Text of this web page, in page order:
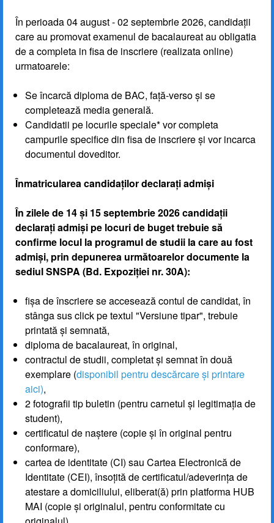
În perioada 04 august - 02 septembrie 2026, candidaţii
care au promovat examenul de bacalaureat au obligatia
de a completa in fisa de inscriere (realizata online)
urmatoarele:
Se încarcă diploma de BAC, față-verso și se
completează media generală.
Candidatii pe locurile speciale* vor completa
campurile specifice din fisa de inscriere și vor incarca
documentul doveditor.
Înmatricularea candidaților declarați admiși
În zilele de 14 și 15 septembrie 2026 candidații
declarați admiși pe locuri de buget trebuie să
confirme locul la programul de studii la care au fost
admiși, prin depunerea următoarelor documente la
sediul SNSPA (Bd. Expoziției nr. 30A):
fișa de înscriere se accesează contul de candidat, în
stânga sus click pe textul "Versiune tipar", trebuie
printată și semnată,
diploma de bacalaureat, în original,
contractul de studii, completat și semnat în două
exemplare (disponibil pentru descărcare și printare
aici),
2 fotografii tip buletin (pentru carnetul și legitimația de
student),
certificatul de naștere (copie și în original pentru
conformare),
cartea de identitate (CI) sau Cartea Electronică de
Identitate (CEI), însoțită de certificatul/adeverința de
atestare a domiciliului, eliberat(ă) prin platforma HUB
MAI (copie și originalul, pentru conformitate cu